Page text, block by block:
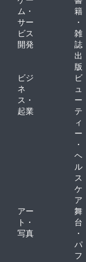
ム・
サー
ビス
開発
籍
・
雑
誌
出
版
ビジ
ネ
ス・
起業
ビ
ュ
ー
テ
ィ
ー
・
ヘ
ル
ス
ケ
ア
アー
ト・
写真
舞
台
・
パ
フ